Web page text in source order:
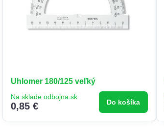
Uhlomer 180/125 veľký
Na sklade odbojna.sk
0,85 € Do košíka